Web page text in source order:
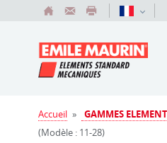
Accueil » GAMMES
(Modèle : 11-28)